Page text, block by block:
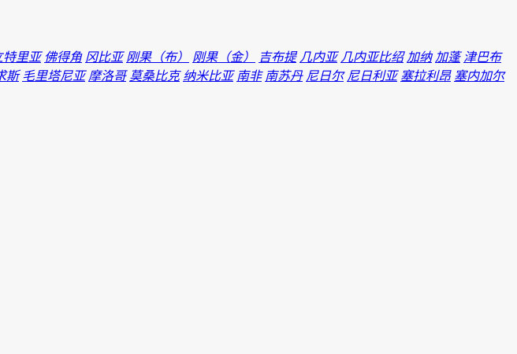
特里亚 佛得角 冈比亚 刚果（布） 刚果（金） 吉布提 几内亚 几内亚比绍 加纳 加蓬 津巴布
斯 毛里塔尼亚 摩洛哥 莫桑比克 纳米比亚 南非 南苏丹 尼日尔 尼日利亚 塞拉利昂 塞内加尔